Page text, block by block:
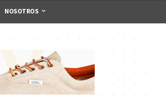
NOSOTROS